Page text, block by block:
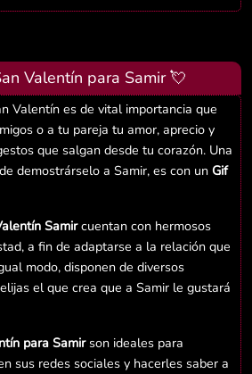
Valentín para Samir 💘
Valentín es de vital importancia que
o a tu pareja tu amor, aprecio y
que salgan desde tu corazón. Una
demostrárselo a Samir, es con un Gif
Samircuentan con hermosos
a fin de adaptarse a la relación que
modo, disponen de diversos
el que crea que a Samir le gustará
para Samirson ideales para
sus redes sociales y hacerles saber a